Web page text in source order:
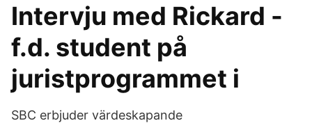
Intervju med Rickard -
f.d. student på
juristprogrammet i
SBC erbjuder värdeskapande